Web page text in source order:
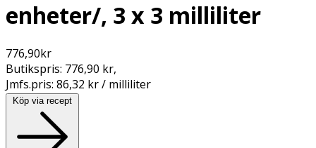
enheter/, 3 x 3 milliliter
776,90kr
Butikspris: 776,90 kr,
Jmfs.pris: 86,32 kr / milliliter
Köp via recept